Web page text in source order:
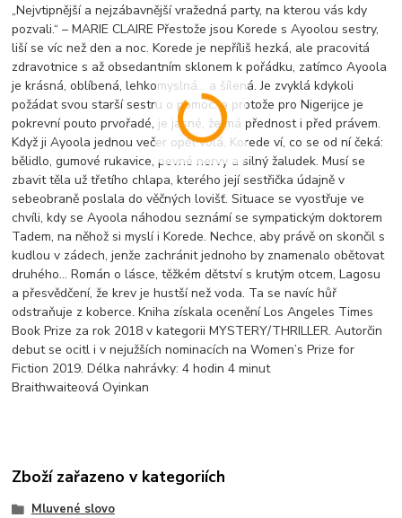
„Nejvtipnější a nejzábavnější vražedná party, na kterou vás kdy
pozvali.“ – MARIE CLAIRE Přestože jsou Korede s Ayoolou sestry,
liší se víc než den a noc. Korede je nepříliš hezká, ale pracovitá
zdravotnice s až obsedantním sklonem k pořádku, zatímco Ayoola
je krásná, oblíbená, lehkomyslná... a šílená. Je zvyklá kdykoli
požádat svou starší sestru o pomoc, a protože pro Nigerijce je
pokrevní pouto prvořadé, je jasné, že má přednost i před právem.
Když ji Ayoola jednou večer opět volá, Korede ví, co se od ní čeká:
bělidlo, gumové rukavice, pevné nervy a silný žaludek. Musí se
zbavit těla už třetího chlapa, kterého její sestřička údajně v
sebeobraně poslala do věčných lovišť. Situace se vyostřuje ve
chvíli, kdy se Ayoola náhodou seznámí se sympatickým doktorem
Tadem, na něhož si myslí i Korede. Nechce, aby právě on skončil s
kudlou v zádech, jenže zachránit jednoho by znamenalo obětovat
druhého... Román o lásce, těžkém dětství s krutým otcem, Lagosu
a přesvědčení, že krev je hustší než voda. Ta se navíc hůř
odstraňuje z koberce. Kniha získala ocenění Los Angeles Times
Book Prize za rok 2018 v kategorii MYSTERY/THRILLER. Autorčin
debut se ocitl i v nejužších nominacích na Women’s Prize for
Fiction 2019. Délka nahrávky: 4 hodin 4 minut
Braithwaiteová Oyinkan
Zboží zařazeno v kategoriích
Mluvené slovo